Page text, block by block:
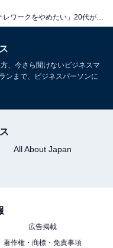
るかもしれません。
いる管理職が多いこ
しまうことが考えら
なく、部下からも気
なってくるでしょ
ケーションがとれる
、今さら聞けないビジネスマ
ンまで、ビジネスパーソンに
All About Japan
広告掲載
著作権・商標・免責事項